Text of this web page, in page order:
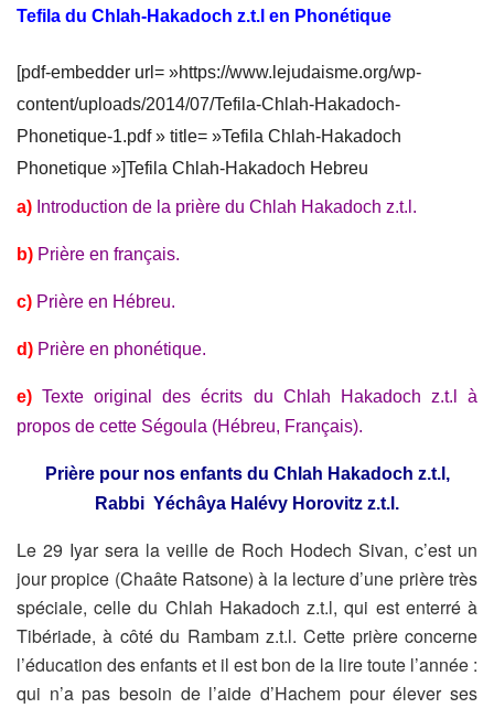
Tefila du Chlah-Hakadoch z.t.l en Phonétique
[pdf-embedder url= »https://www.lejudaisme.org/wp-
content/uploads/2014/07/Tefila-Chlah-Hakadoch-
Phonetique-1.pdf » title= »Tefila Chlah-Hakadoch
Phonetique »]Tefila Chlah-Hakadoch Hebreu
a) Introduction de la prière du Chlah Hakadoch z.t.l.
b) Prière en français.
c) Prière en Hébreu.
d) Prière en phonétique.
e) Texte original des écrits du Chlah Hakadoch z.t.l à
propos de cette Ségoula (Hébreu, Français).
Prière pour nos enfants du Chlah Hakadoch z.t.l,
Rabbi Yéchâya Halévy Horovitz z.t.l.
Le 29 Iyar sera la veille de Roch Hodech Sivan, c’est un
jour propice (Chaâte Ratsone) à la lecture d’une prière très
spéciale, celle du Chlah Hakadoch z.t.l, qui est enterré à
Tibériade, à côté du Rambam z.t.l.Cette prière concerne
l’éducation des enfants et il est bon de la lire toute l’année :
qui n’a pas besoin de l’aide d’Hachem pour élever ses